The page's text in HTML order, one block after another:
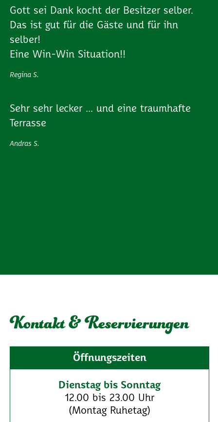
Gott sei Dank kocht der Besitzer selber.
Das ist gut für die Gäste und für ihn
selber!
Eine Win-Win Situation!!
Regina S.
Sehr sehr lecker ... und eine traumhafte
Terrasse
Andras S.
Kontakt & Reservierungen
Öffnungszeiten
Dienstag bis Sonntag
12.00 bis 23.00 Uhr
(Montag Ruhetag)